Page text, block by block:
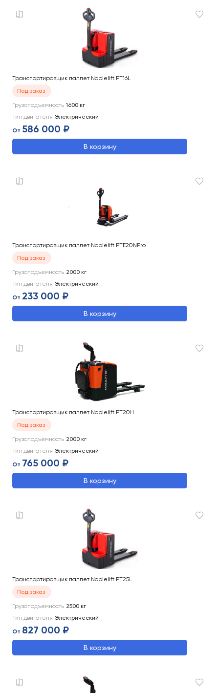
Транспортировщик паллет Noblelift PT16L
Под заказ
Грузоподъемность 1600 кг
Тип двигателя Электрический
От 586 000 ₽
В корзину
Транспортировщик паллет Noblelift PTE20NPro
Под заказ
Грузоподъемность 2000 кг
Тип двигателя Электрический
От 233 000 ₽
В корзину
Транспортировщик паллет Noblelift PT20H
Под заказ
Грузоподъемность 2000 кг
Тип двигателя Электрический
От 765 000 ₽
В корзину
Транспортировщик паллет Noblelift PT25L
Под заказ
Грузоподъемность 2500 кг
Тип двигателя Электрический
От 827 000 ₽
В корзину